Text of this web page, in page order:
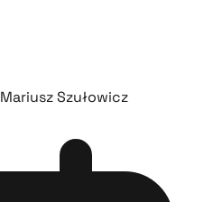
Mariusz Szułowicz